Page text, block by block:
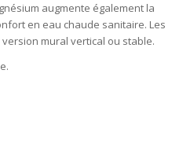
augmente également la
en eau chaude sanitaire. Les
mural vertical ou stable.